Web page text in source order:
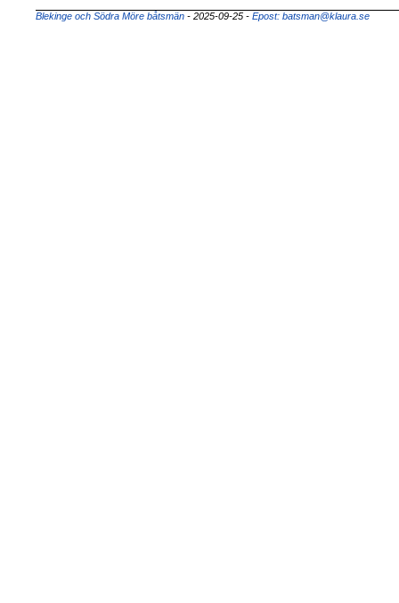
Blekinge och Södra Möre båtsmän - 2025-09-25 - Epost: batsman@klaura.se